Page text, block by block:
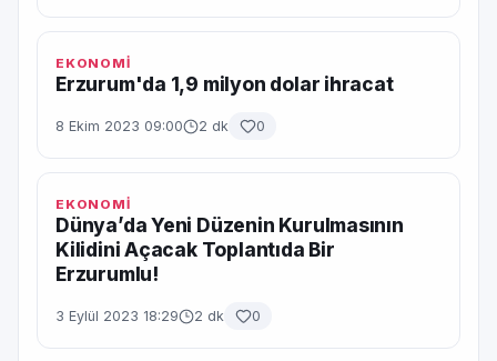
EKONOMİ
Erzurum'da 1,9 milyon dolar ihracat
8 Ekim 2023 09:00 2 dk 0
EKONOMİ
Dünya’da Yeni Düzenin Kurulmasının
Kilidini Açacak Toplantıda Bir
Erzurumlu!
3 Eylül 2023 18:29 2 dk 0